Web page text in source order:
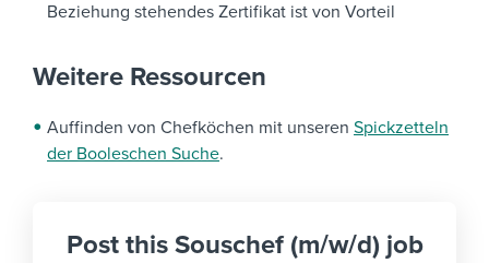
Beziehung stehendes Zertifikat ist von Vorteil
Weitere Ressourcen
Auffinden von Chefköchen mit unseren Spickzetteln
der Booleschen Suche.
Post this Souschef (m/w/d) job